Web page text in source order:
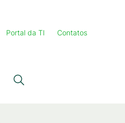
Portal da TI Contatos